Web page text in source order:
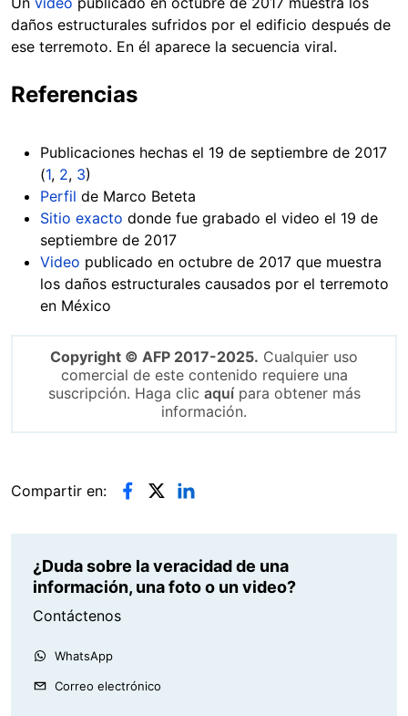
daños estructurales sufridos por el edificio después de
ese terremoto. En él aparece la secuencia viral.
Referencias
Publicaciones hechas el 19 de septiembre de 2017
(1, 2, 3)
Perfil de Marco Beteta
Sitio exacto donde fue grabado el video el 19 de
septiembre de 2017
Video publicado en octubre de 2017 que muestra
los daños estructurales causados por el terremoto
en México
Copyright © AFP 2017-2025. Cualquier uso
comercial de este contenido requiere una
suscripción. Haga clic aquípara obtener más
información.
Compartir en:
¿Duda sobre la veracidad de una
información, una foto o un video?
Contáctenos
WhatsApp
Correo electrónico